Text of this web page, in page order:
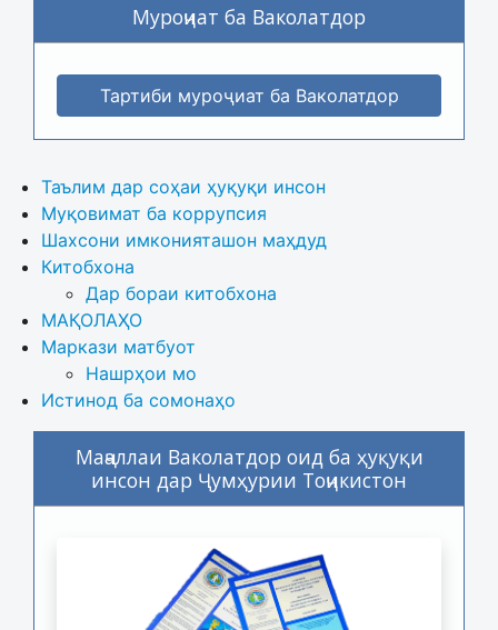
Муроҷиат ба Ваколатдор
Тартиби муроҷиат ба Ваколатдор
Таълим дар соҳаи ҳуқуқи инсон
Муқовимат ба коррупсия
Шахсони имконияташон маҳдуд
Китобхона
Дар бораи китобхона
МАҚОЛАҲО
Маркази матбуот
Нашрҳои мо
Истинод ба сомонаҳо
Маҷаллаи Ваколатдор оид ба ҳуқуқи
инсон дар Ҷумҳурии Тоҷикистон